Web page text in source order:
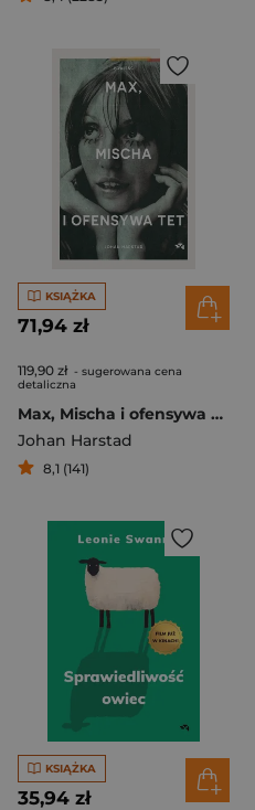
KSIĄŻKA
71,94 zł
119,90 zł - sugerowana cena
detaliczna
Max, Mischa i ofensywa Tet
Johan Harstad
8,1 (141)
KSIĄŻKA
35,94 zł